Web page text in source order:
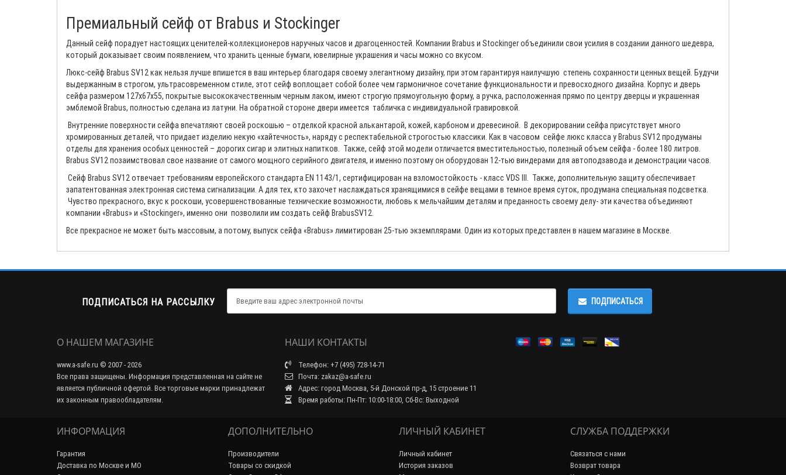
Премиальный сейф от Brabus и Stockinger
Данный сейф порадует настоящих ценителей-коллекционеров наручных часов и драгоценностей. Компании Brabus и Stockinger объединили свои усилия в создании данного шедевра,
который доказывает своим появлением, что хранить ценные бумаги, ювелирные украшения и часы можно со вкусом.
Люкс-сейф Brabus SV12 как нельзя лучше впишется в ваш интерьер благодаря своему элегантному дизайну, при этом гарантируя наилучшую степень сохранности ценных вещей. Будучи
выдержанным в строгом, ультрасовременном стиле, этот сейф воплощает собой более чем гармоничное сочетание функциональности и превосходного дизайна. Корпус и дверь
сейфа размером 127х67х55, покрытые высококачественным черным лаком, имеют строгую прямоугольную форму, а ручка, расположенная прямо по центру дверцы и украшенная
эмблемой Brabus, полностью сделана из латуни. На обратной стороне двери имеется табличка с индивидуальной гравировкой.
Внутренние поверхности сейфа впечатляют своей роскошью – отделкой красной алькантарой, кожей, карбоном и древесиной. В декорировании сейфа присутствует много
хромированных деталей, что придает изделию некую «хайтечность», наряду с респектабельной строгостью классики. Как в часовом сейфе люкс класса у Brabus SV12 продуманы
отделы для хранения особых ценностей – дорогих сигар и элитных напитков. Также, сейф этой модели отличается вместительностью, полезный объем сейфа - более 180 литров.
Brabus SV12 позаимствовал свое название от самого мощного серийного двигателя, и именно поэтому он оборудован 12-тью виндерами для автоподзавода и демонстрации часов.
Сейф Brabus SV12 отвечает требованиям европейского стандарта EN 1143/1, сертифицирован на взломостойкость - класс VDS III. Также, дополнительную защиту обеспечивает
запатентованная электронная система сигнализации. А для тех, кто захочет наслаждаться хранящимися в сейфе вещами в темное время суток, продумана специальная подсветка.
Чувство прекрасного, вкус к роскоши, усовершенствованные технические возможности, любовь к мельчайшим деталям и преданность своему делу- эти качества объединяют
компании «Brabus» и «Stockinger», именно они позволили им создать сейф BrabusSV12.
Все прекрасное не может быть массовым, а потому, выпуск сейфа «Brabus» лимитирован 25-тью экземплярами. Один из которых представлен в нашем магазине в Москве.
ПОДПИСАТЬСЯ НА РАССЫЛКУ ПОДПИСАТЬСЯ
О НАШЕМ МАГАЗИНЕ
www.a-safe.ru © 2007 - 2026
Все права защищены. Информация представленная на сайте не
является публичной офертой. Все торговые марки принадлежат
их законным правообладателям.
НАШИ КОНТАКТЫ
Телефон: +7 (495) 728-14-71
Почта: zakaz@a-safe.ru
Адрес: город Москва, 5-й Донской пр-д, 15 строение 11
Время работы: Пн-Пт: 10:00-18:00, Сб-Вс: Выходной
ИНФОРМАЦИЯ
Гарантия
Доставка по Москве и МО
ДОПОЛНИТЕЛЬНО
Производители
Товары со скидкой
ЛИЧНЫЙ КАБИНЕТ
Личный кабинет
История заказов
СЛУЖБА ПОДДЕРЖКИ
Связаться с нами
Возврат товара